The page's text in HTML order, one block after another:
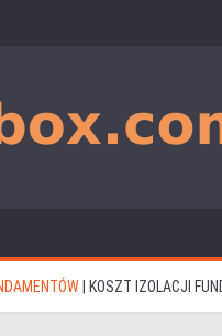
KOSZT IZOLACJI